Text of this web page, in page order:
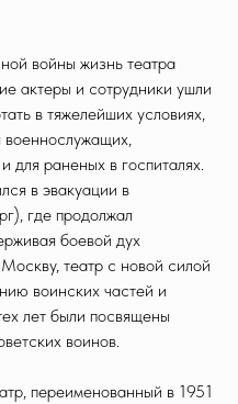
войны жизнь театра
актеры и сотрудники ушли
в тяжелейших условиях,
военнослужащих,
для раненых в госпиталях.
в эвакуации в
где продолжал
боевой дух
театр с новой силой
воинских частей и
лет были посвящены
воинов.
переименованный в 1951